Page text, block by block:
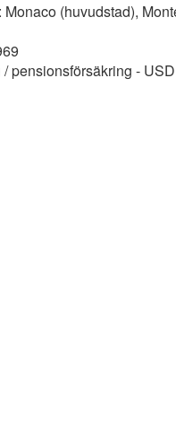
(huvudstad),
pensionsförsäkring -